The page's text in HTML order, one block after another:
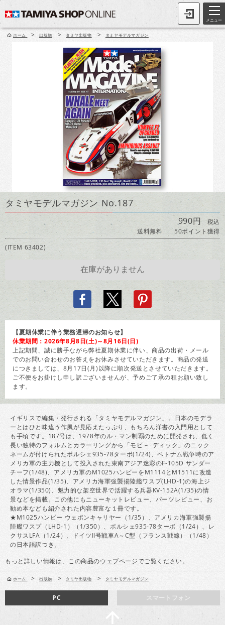
メニュー
ホーム > 出版物 > タミヤ出版物 > タミヤモデルマガジン
タミヤモデルマガジン No.187
990円 税込
送料無料
50ポイント獲得
(ITEM 63402)
【夏期休業に伴う業務遅滞のお知らせ】
休業期間：2026年8月8日(土)～8月16日(日)
上記期間、誠に勝手ながら弊社夏期休業に伴い、商品の出荷・メール
でのお問い合わせのお答えをお休みさせていただきます。商品の発送
につきましては、8月17日(月)以降に順次発送とさせていただきます。
ご不便をお掛けし申し訳ございませんが、予めご了承の程お願い致し
ます。
イギリスで編集・発行される「タミヤモデルマガジン」。日本のモデラ
ーとはひと味違う作風が見応えたっぷり、もちろん洋書の入門用として
も手頃です。187号は、1978年のル・マン制覇のために開発され、低く
長い独特のフォルムとカラーリングから「モビ－･ディック」のニック
ネームが付けられたポルシェ935-78ターボ(1/24)、ベトナム戦争時のア
メリカ軍の主力機として投入された東南アジア迷彩のF-105D サンダー
チーフ(1/48)、アメリカ軍のM1025ハンビーをM1114とM1511に改造
した情景作品(1/35)、アメリカ海軍強襲揚陸艦ワスプ(LHD-1)の海上ジ
オラマ(1/350)、魅力的な架空世界で活躍する兵器KV-152A(1/35)の情
景などを掲載。この他にもニューキットレビュー、パーツレビュー、お
勧め本なども紹介された内容豊富な１冊です。
★M1025ハンビー ウェポンキャリヤー（1/35）、アメリカ海軍強襲揚
陸艦ワスプ（LHD-1）（1/350）、ポルシェ935-78ターボ（1/24）、レ
クサスLFA（1/24）、ドイツII号戦車A～C型（フランス戦線）（1/48）
の日本語訳つき。
もっと詳しい情報は、この商品のウェブページでご覧ください。
ホーム > 出版物 > タミヤ出版物 > タミヤモデルマガジン
スマートフォン
PC